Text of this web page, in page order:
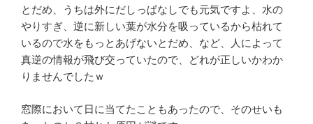
とだめ、うちは外にだしっぱなしでも元気ですよ、水の
やりすぎ、逆に新しい葉が水分を吸っているから枯れて
いるので水をもっとあげないとだめ、など、人によって
真逆の情報が飛び交っていたので、どれが正しいかわか
りませんでしたｗ
窓際において日に当てたこともあったので、そのせいも